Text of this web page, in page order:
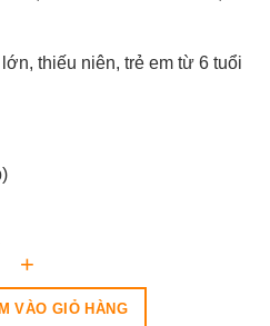
thiếu niên, trẻ em từ 6 tuổi
VÀO GIỎ HÀNG